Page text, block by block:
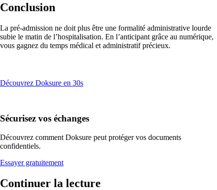
Conclusion
La pré-admission ne doit plus être une formalité administrative lourde
subie le matin de l’hospitalisation. En l’anticipant grâce au numérique,
vous gagnez du temps médical et administratif précieux.
Découvrez Doksure en 30s
Sécurisez vos échanges
Découvrez comment Doksure peut protéger vos documents
confidentiels.
Essayer gratuitement
Continuer la lecture